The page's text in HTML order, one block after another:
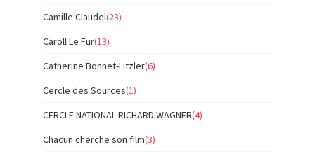
Camille Claudel(23)
Caroll Le Fur(13)
Catherine Bonnet-Litzler(6)
Cercle des Sources(1)
CERCLE NATIONAL RICHARD WAGNER(4)
Chacun cherche son film(3)